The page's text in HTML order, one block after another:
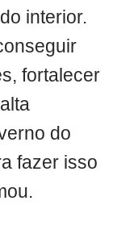
interior.
fortalecer
do
fazer isso